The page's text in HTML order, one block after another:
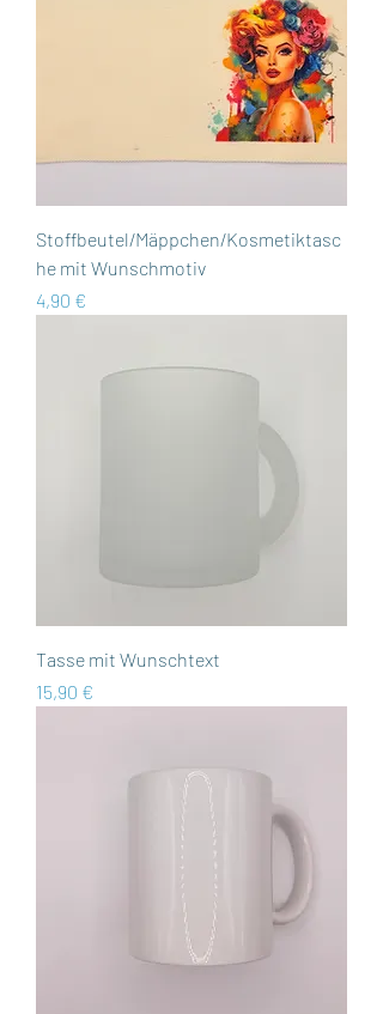
Stoffbeutel/Mäppchen/Kosmetiktasc
he mit Wunschmotiv
Preis
4,90 €
Tasse mit Wunschtext
Preis
15,90 €